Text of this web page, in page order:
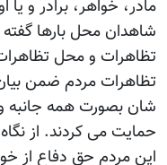
مادر، خواهر، برادر و
شاهدان محل بارها
تظاهرات و محل
تظاهرات مردم ضمن
شان بصورت همه جانبه
حمایت می کردند. از
این مردم حق دفاع از